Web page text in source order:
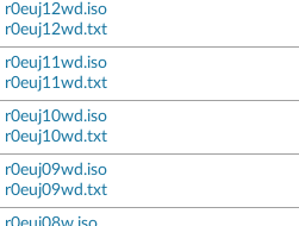
r0euj12wd.iso
r0euj12wd.txt
r0euj11wd.iso
r0euj11wd.txt
r0euj10wd.iso
r0euj10wd.txt
r0euj09wd.iso
r0euj09wd.txt